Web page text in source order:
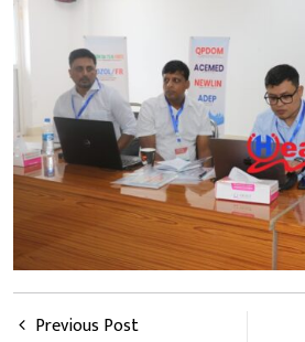
Previous Post